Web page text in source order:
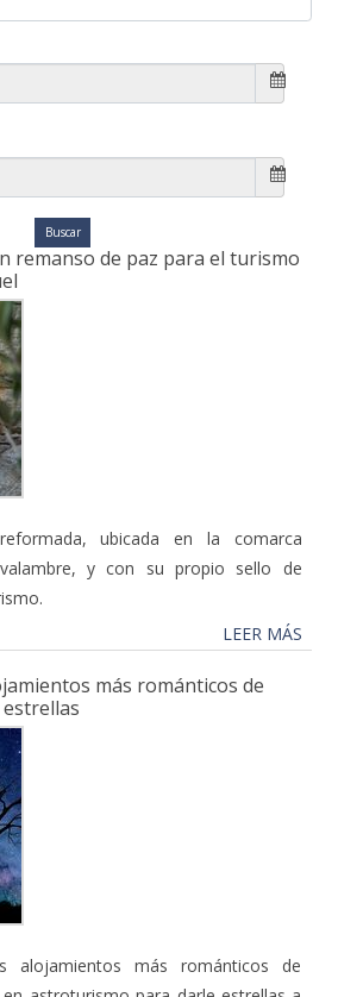
remanso de paz para el turismo
ubicada en la comarca
y con su propio sello de
LEER MÁS
más románticos de
alojamientos más románticos de